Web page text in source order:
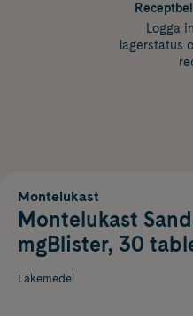
Logga
lagerstatus
Montelukast
Montelukast
mgBlister, 30
Läkemedel